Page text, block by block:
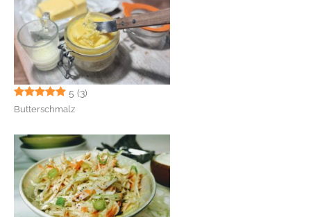
5 (3)
Butterschmalz